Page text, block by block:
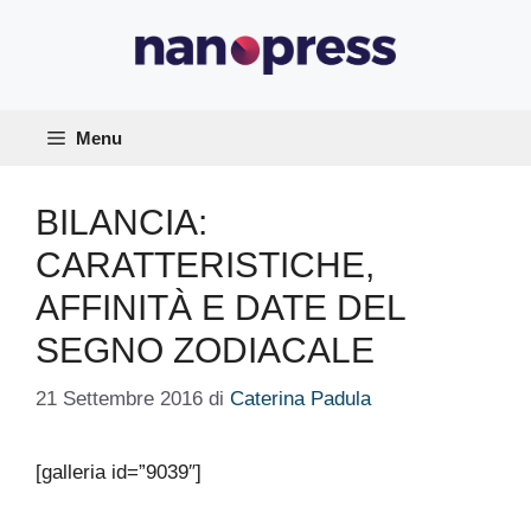
Menu
BILANCIA:
CARATTERISTICHE,
AFFINITÀ E DATE DEL
SEGNO ZODIACALE
21 Settembre 2016 di Caterina Padula
[galleria id=”9039″]